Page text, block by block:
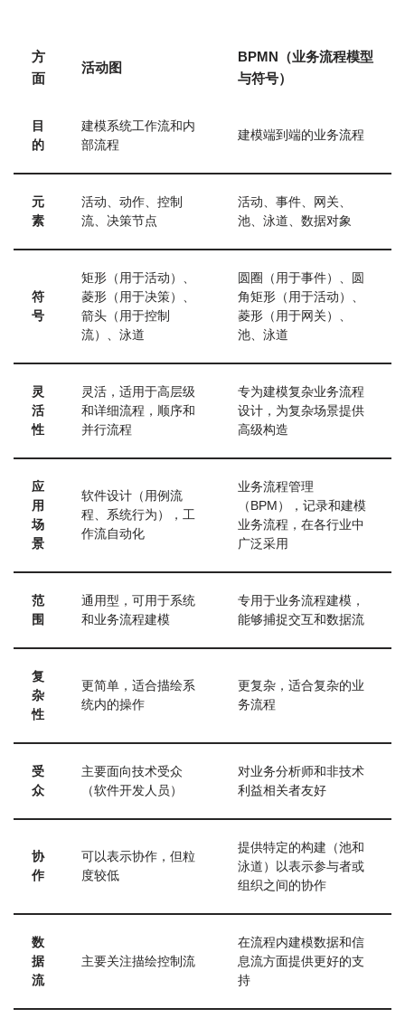
方
面
活动图
BPMN（业务流程模型
与符号）
目
的
建模系统工作流和内
部流程
建模端到端的业务流程
元
素
活动、动作、控制
流、决策节点
活动、事件、网关、
池、泳道、数据对象
符
号
矩形（用于活动）、
菱形（用于决策）、
箭头（用于控制
流）、泳道
圆圈（用于事件）、圆
角矩形（用于活动）、
菱形（用于网关）、
池、泳道
灵
活
性
灵活，适用于高层级
和详细流程，顺序和
并行流程
专为建模复杂业务流程
设计，为复杂场景提供
高级构造
应
用
场
景
软件设计（用例流
程、系统行为），工
作流自动化
业务流程管理
（BPM），记录和建模
业务流程，在各行业中
广泛采用
范
围
通用型，可用于系统
和业务流程建模
专用于业务流程建模，
能够捕捉交互和数据流
复
杂
性
更简单，适合描绘系
统内的操作
更复杂，适合复杂的业
务流程
受
众
主要面向技术受众
（软件开发人员）
对业务分析师和非技术
利益相关者友好
协
作
可以表示协作，但粒
度较低
提供特定的构建（池和
泳道）以表示参与者或
组织之间的协作
数
据
流
主要关注描绘控制流
在流程内建模数据和信
息流方面提供更好的支
持